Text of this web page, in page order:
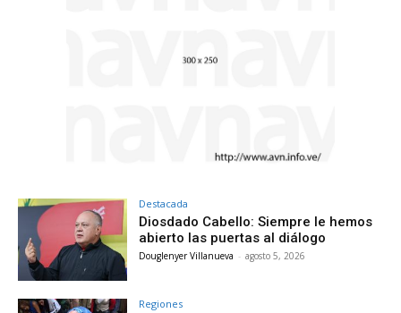
Destacada
Diosdado Cabello: Siempre le hemos
abierto las puertas al diálogo
Douglenyer Villanueva - agosto 5, 2026
Regiones